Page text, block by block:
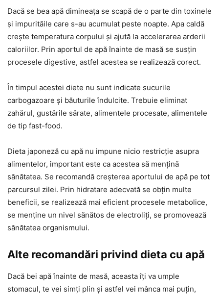
Dacă se bea apă dimineața se scapă de o parte din toxinele
și impurităile care s-au acumulat peste noapte. Apa caldă
crește temperatura corpului și ajută la accelerarea arderii
caloriilor. Prin aportul de apă înainte de masă se susțin
procesele digestive, astfel acestea se realizează corect.
În timpul acestei diete nu sunt indicate sucurile
carbogazoare și băuturile îndulcite. Trebuie eliminat
zahărul, gustările sărate, alimentele procesate, alimentele
de tip fast-food.
Dieta japoneză cu apă nu impune nicio restricție asupra
alimentelor, important este ca acestea să mențină
sănătatea. Se recomandă creșterea aportului de apă pe tot
parcursul zilei. Prin hidratare adecvată se obțin multe
beneficii, se realizează mai eficient procesele metabolice,
se menține un nivel sănătos de electroliți, se promovează
sănătatea organismului.
Alte recomandări privind dieta cu apă
Dacă bei apă înainte de masă, aceasta îți va umple
stomacul, te vei simți plin și astfel vei mânca mai puțin,